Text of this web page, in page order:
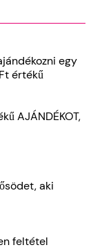
egy
értékű
AJÁNDÉKOT,
aki
feltétel